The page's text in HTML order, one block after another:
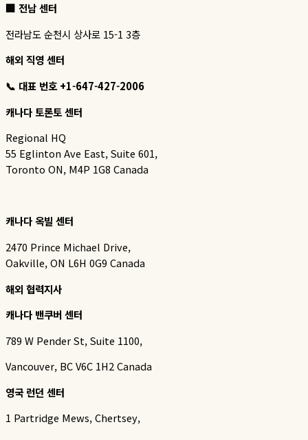
🏢 전남 센터
전라남도 순천시 상사로 15-1 3층
해외 직영 센터
📞 대표 번호 +1-647-427-2006
캐나다 토론토 센터
Regional HQ
55 Eglinton Ave East, Suite 601,
Toronto ON, M4P 1G8 Canada
캐나다 옥빌 센터
2470 Prince Michael Drive,
Oakville, ON L6H 0G9 Canada
해외 협력지사
캐나다 밴쿠버 센터
789 W Pender St, Suite 1100,
Vancouver, BC V6C 1H2 Canada
영국 런던 센터
1 Partridge Mews, Chertsey,